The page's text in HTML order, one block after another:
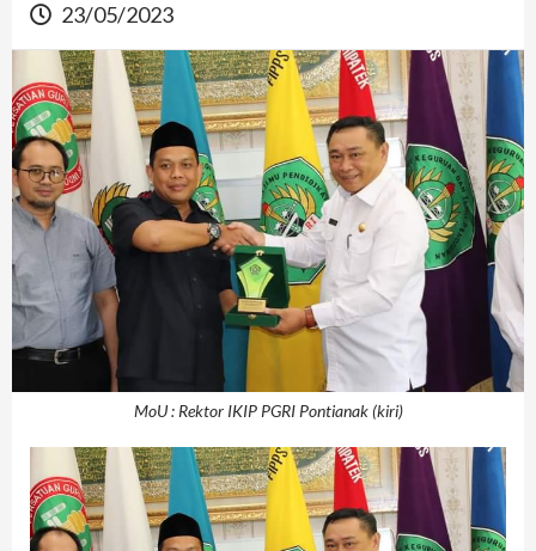
23/05/2023
MoU : Rektor IKIP PGRI Pontianak (kiri)